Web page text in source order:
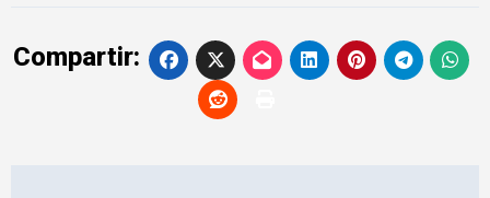
Compartir: